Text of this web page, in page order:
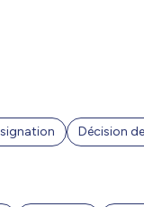
Décision